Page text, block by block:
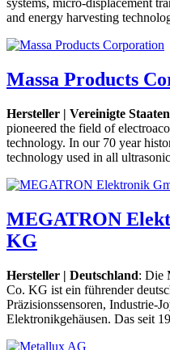
systems, micro-displacement
and energy harvesting
Massa Products
Hersteller | Vereinigte
pioneered the field of
technology. In our 70 year
technology used in all
MEGATRON
KG
Hersteller | Deutschland: Die
Co. KG ist ein führender
Präzisionssensoren, Industrie-
Elektronikgehäusen. Das seit